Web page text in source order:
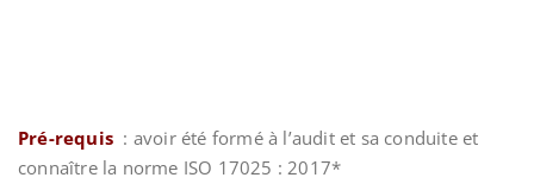
Pré-requis : avoir été formé à l’audit et sa conduite et
connaître la norme ISO 17025 : 2017*